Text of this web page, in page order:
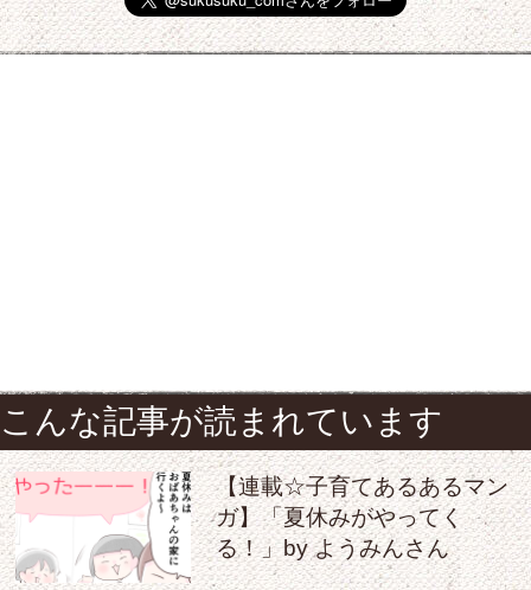
こんな記事が読まれています
【連載☆子育てあるあるマン
ガ】「夏休みがやってく
る！」by ようみんさん